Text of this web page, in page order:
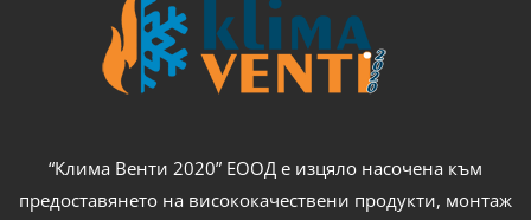
“Клима Венти 2020” ЕООД е изцяло насочена към
предоставянето на висококачествени продукти, монтаж